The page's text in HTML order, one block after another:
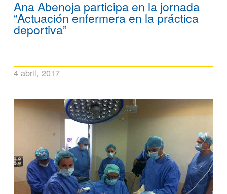
Ana Abenoja participa en la jornada
“Actuación enfermera en la práctica
deportiva”
4 abril, 2017